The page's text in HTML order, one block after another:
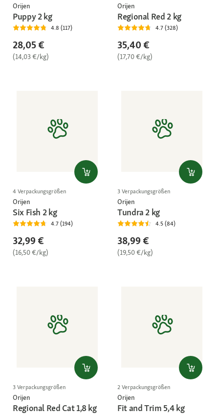
Orijen
Puppy 2 kg
4.8 (117)
28,05 €
(14,03 €/kg)
Orijen
Regional Red 2 kg
4.7 (328)
35,40 €
(17,70 €/kg)
4 Verpackungsgrößen
Orijen
Six Fish 2 kg
4.7 (194)
32,99 €
(16,50 €/kg)
3 Verpackungsgrößen
Orijen
Tundra 2 kg
4.5 (84)
38,99 €
(19,50 €/kg)
3 Verpackungsgrößen
Orijen
Regional Red Cat 1,8 kg
2 Verpackungsgrößen
Orijen
Fit and Trim 5,4 kg